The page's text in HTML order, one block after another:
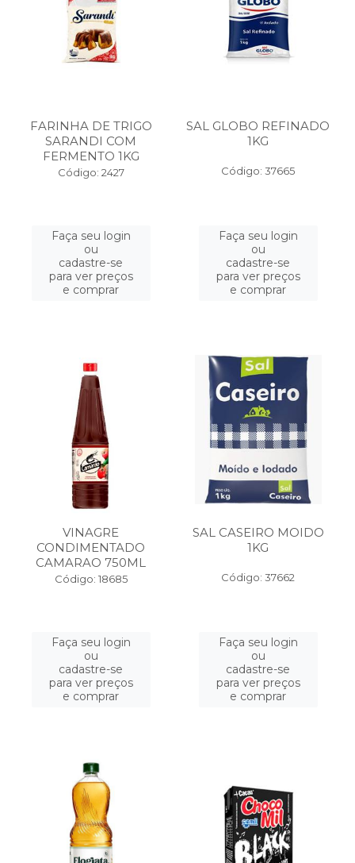
FARINHA DE TRIGO
SARANDI COM
FERMENTO 1KG
Código: 2427
Faça seu login
ou
cadastre-se
para ver preços
e comprar
SAL GLOBO REFINADO
1KG
Código: 37665
Faça seu login
ou
cadastre-se
para ver preços
e comprar
VINAGRE
CONDIMENTADO
CAMARAO 750ML
Código: 18685
Faça seu login
ou
cadastre-se
para ver preços
e comprar
SAL CASEIRO MOIDO
1KG
Código: 37662
Faça seu login
ou
cadastre-se
para ver preços
e comprar